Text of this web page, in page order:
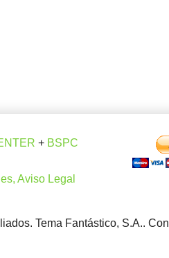
+ BSPC
Aviso Legal
Tema Fantástico, S.A..